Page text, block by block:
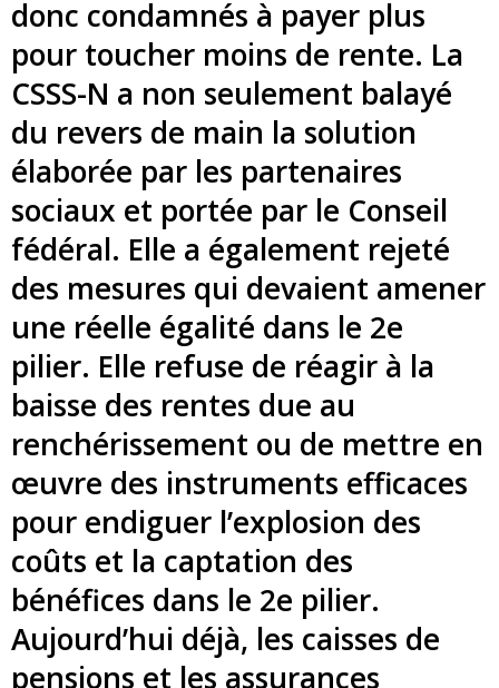
donc condamnés à payer plus
pour toucher moins de rente. La
CSSS-N a non seulement balayé
du revers de main la solution
élaborée par les partenaires
sociaux et portée par le Conseil
fédéral. Elle a également rejeté
des mesures qui devaient amener
une réelle égalité dans le 2e
pilier. Elle refuse de réagir à la
baisse des rentes due au
renchérissement ou de mettre en
œuvre des instruments efficaces
pour endiguer l’explosion des
coûts et la captation des
bénéfices dans le 2e pilier.
Aujourd’hui déjà, les caisses de
pensions et les assurances